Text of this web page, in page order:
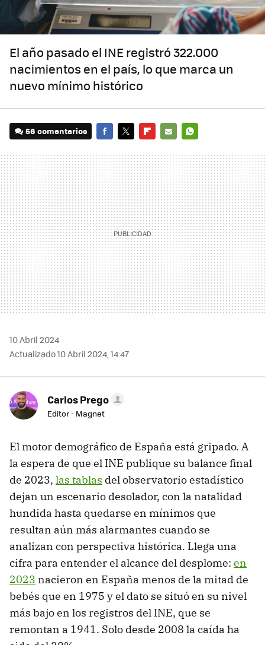
El año pasado el INE registró 322.000
nacimientos en el país, lo que marca un
nuevo mínimo histórico
56 comentarios
MAIL
10 Abril 2024
Actualizado 10 Abril 2024, 14:47
Carlos Prego
Editor - Magnet
El motor demográfico de España está gripado. A
la espera de que el INE publique su balance final
de 2023, las tablas del observatorio estadístico
dejan un escenario desolador, con la natalidad
hundida hasta quedarse en mínimos que
resultan aún más alarmantes cuando se
analizan con perspectiva histórica. Llega una
cifra para entender el alcance del desplome: en
2023 nacieron en España menos de la mitad de
bebés que en 1975 y el dato se situó en su nivel
más bajo en los registros del INE, que se
remontan a 1941. Solo desde 2008 la caída ha